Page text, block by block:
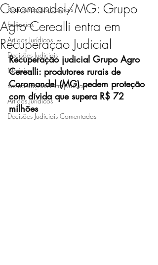
Recuperações Judiciais
Falências
Artigos Jurídicos
Decisões Judiciais
Notícias
Recuperações Extrajudiciais
Artigos Jurídicos
Decisões Judiciais Comentadas
Coromandel/MG: Grupo
Agro Cerealli entra em
Recuperação Judicial
Recuperação judicial Grupo Agro
Cerealli: produtores rurais de
Coromandel (MG) pedem proteção
com dívida que supera R$ 72
milhões